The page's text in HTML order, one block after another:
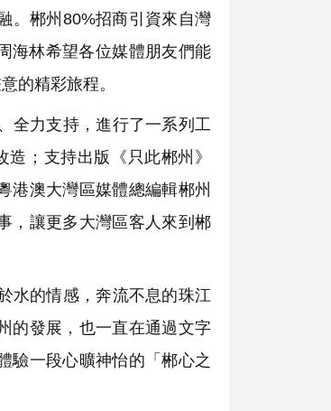
。郴州80%招商引資來自灣
海林希望各位媒體朋友們能
的精彩旅程。
全力支持，進行了一系列工
；支持出版《只此郴州》
港澳大灣區媒體總編輯郴州
，讓更多大灣區客人來到郴
水的情感，奔流不息的珠江
的發展，也一直在通過文字
驗一段心曠神怡的「郴心之